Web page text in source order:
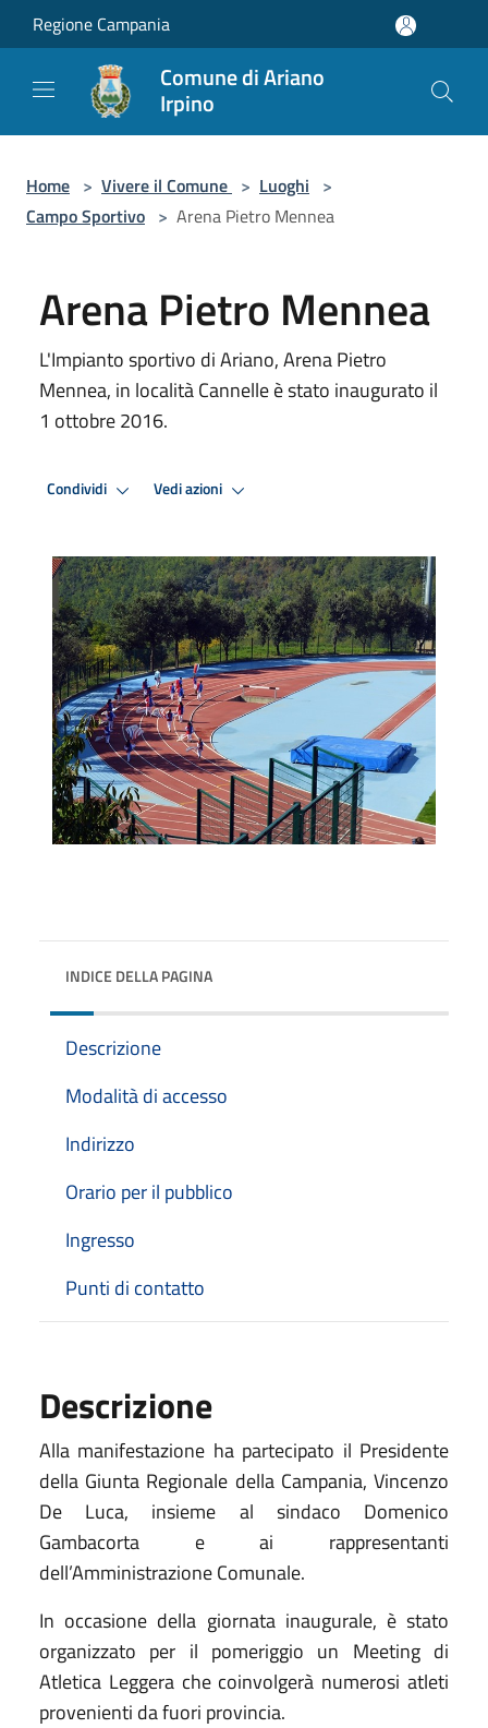
Salta al contenuto principale
Regione Campania
Comune di Ariano
Irpino
Home > Vivere il Comune > Luoghi >
Campo Sportivo > Arena Pietro Mennea
Arena Pietro Mennea
L'Impianto sportivo di Ariano, Arena Pietro
Mennea, in località Cannelle è stato inaugurato il
1 ottobre 2016.
Condividi Vedi azioni
INDICE DELLA PAGINA
Descrizione
Modalità di accesso
Indirizzo
Orario per il pubblico
Ingresso
Punti di contatto
Descrizione
Alla manifestazione ha partecipato il Presidente
della Giunta Regionale della Campania, Vincenzo
De Luca, insieme al sindaco Domenico
Gambacorta e ai rappresentanti
dell’Amministrazione Comunale.
In occasione della giornata inaugurale, è stato
organizzato per il pomeriggio un Meeting di
Atletica Leggera che coinvolgerà numerosi atleti
provenienti da fuori provincia.